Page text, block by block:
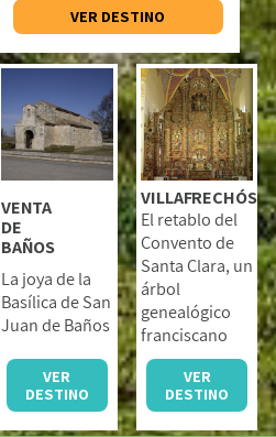
VER DESTINO
VENTA
DE
BAÑOS
La joya de la
Basílica de San
Juan de Baños
VER
DESTINO
VILLAFRECHÓS
El retablo del
Convento de
Santa Clara, un
árbol
genealógico
franciscano
VER
DESTINO